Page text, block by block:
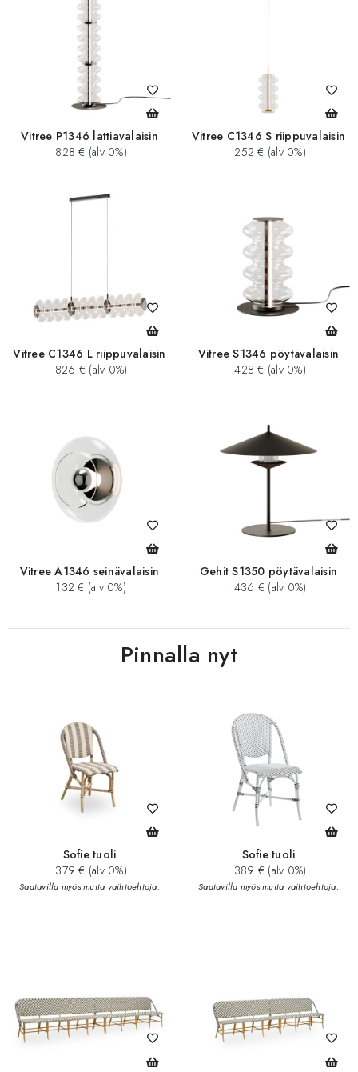
Vitree P1346 lattiavalaisin
828 € (alv 0%)
Vitree C1346 S riippuvalaisin
252 € (alv 0%)
Vitree C1346 L riippuvalaisin
826 € (alv 0%)
Vitree S1346 pöytävalaisin
428 € (alv 0%)
Vitree A1346 seinävalaisin
132 € (alv 0%)
Gehit S1350 pöytävalaisin
436 € (alv 0%)
Pinnalla nyt
Sofie tuoli
379 € (alv 0%)
Saatavilla myös muita vaihtoehtoja.
Sofie tuoli
389 € (alv 0%)
Saatavilla myös muita vaihtoehtoja.